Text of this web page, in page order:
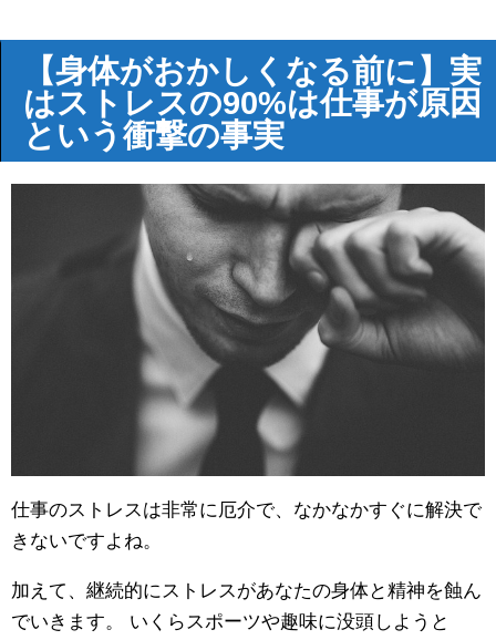
【身体がおかしくなる前に】実
はストレスの90%は仕事が原因
という衝撃の事実
仕事のストレスは非常に厄介で、なかなかすぐに解決で
きないですよね。
加えて、継続的にストレスがあなたの身体と精神を蝕ん
でいきます。 いくらスポーツや趣味に没頭しようと